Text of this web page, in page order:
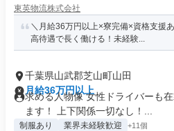
東英物流株式会社
＼月給36万円以上×寮完備×資格支援
高待遇で長く働ける！未経験...
千葉県山武郡芝山町山田
月給36万円以上
求める人物像 女性ドライバーも
ます！ 上下関係一切なし！...
制服あり 業界未経験歓迎 +11個